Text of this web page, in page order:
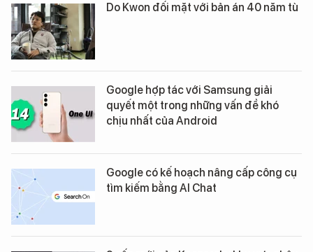
Do Kwon đối mặt với bản án 40 năm tù
Google hợp tác với Samsung giải
quyết một trong những vấn đề khó
chịu nhất của Android
Google có kế hoạch nâng cấp công cụ
tìm kiếm bằng AI Chat